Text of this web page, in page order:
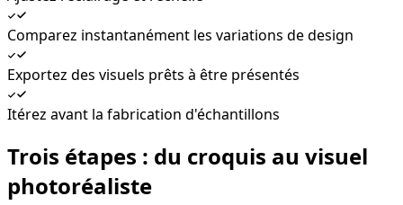
Comparez instantanément les variations de design
Exportez des visuels prêts à être présentés
Itérez avant la fabrication d'échantillons
Trois étapes : du croquis au visuel
photoréaliste